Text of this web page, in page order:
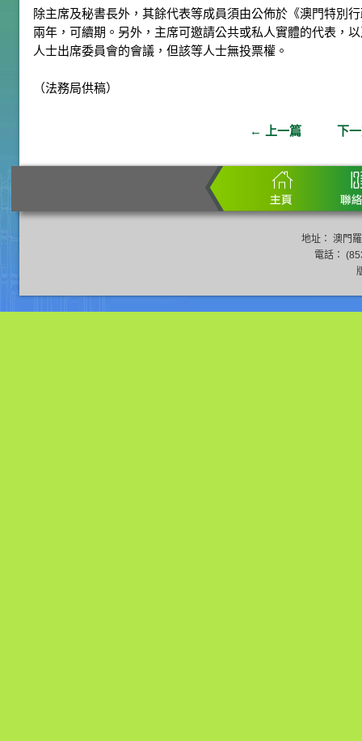
除主席及秘書長外，其餘代表等成員須由公佈於《澳門特別
兩年，可續期。另外，主席可邀請公共或私人實體的代表，
人士出席委員會的會議，但該等人士無投票權。
（法務局供稿）
← 上一篇 下
地址： 澳門
電話：